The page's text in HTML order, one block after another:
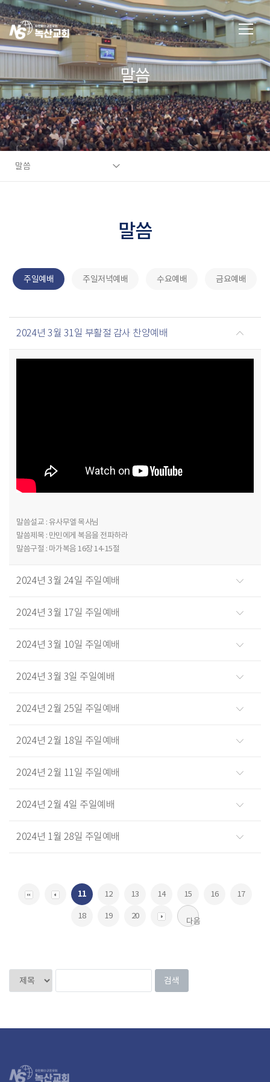
말씀
말씀
말씀
주일예배 주일저녁예배 수요예배 금요예배
2024년 3월 31일 부활절 감사 찬양예배
말씀설교 : 유사무엘 목사님
말씀제목 : 만민에게 복음을 전파하라
말씀구절 : 마가복음 16장 14-15절
2024년 3월 24일 주일예배
2024년 3월 17일 주일예배
2024년 3월 10일 주일예배
2024년 3월 3일 주일예배
2024년 2월 25일 주일예배
2024년 2월 18일 주일예배
2024년 2월 11일 주일예배
2024년 2월 4일 주일예배
2024년 1월 28일 주일예배
11 12 13 14 15 16 17
18 19 20
다음